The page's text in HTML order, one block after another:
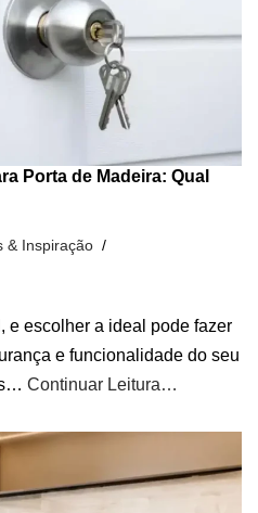
Porta de Madeira: Qual
& Inspiração
e escolher a ideal pode fazer
e funcionalidade do seu
Continuar Leitura…